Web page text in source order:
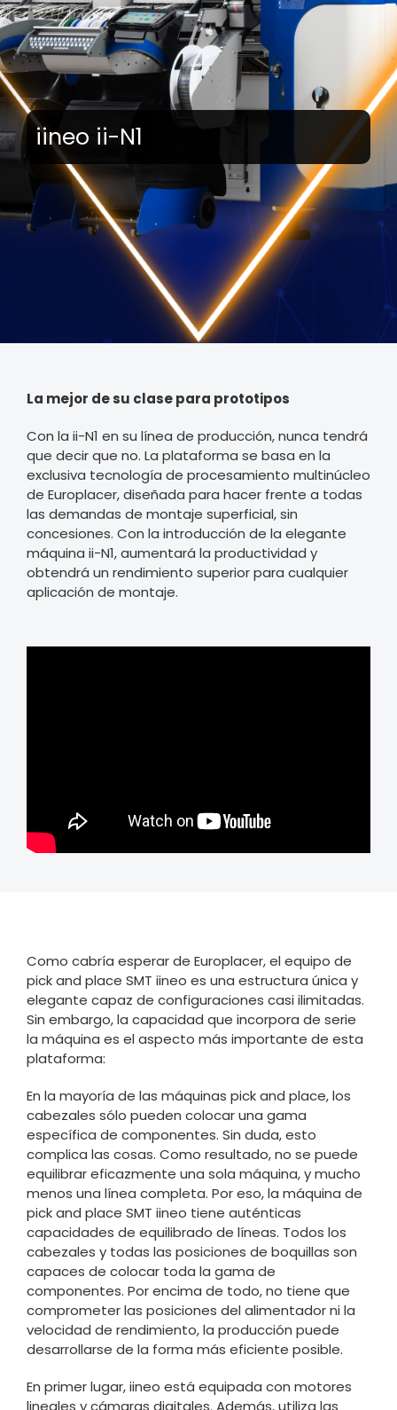
iineo ii-N1
La mejor de su clase para prototipos
Con la ii-N1 en su línea de producción, nunca tendrá
que decir que no. La plataforma se basa en la
exclusiva tecnología de procesamiento multinúcleo
de Europlacer, diseñada para hacer frente a todas
las demandas de montaje superficial, sin
concesiones. Con la introducción de la elegante
máquina ii-N1, aumentará la productividad y
obtendrá un rendimiento superior para cualquier
aplicación de montaje.
Como cabría esperar de Europlacer, el equipo de
pick and place SMT iineo es una estructura única y
elegante capaz de configuraciones casi ilimitadas.
Sin embargo, la capacidad que incorpora de serie
la máquina es el aspecto más importante de esta
plataforma:
En la mayoría de las máquinas pick and place, los
cabezales sólo pueden colocar una gama
específica de componentes. Sin duda, esto
complica las cosas. Como resultado, no se puede
equilibrar eficazmente una sola máquina, y mucho
menos una línea completa. Por eso, la máquina de
pick and place SMT iineo tiene auténticas
capacidades de equilibrado de líneas. Todos los
cabezales y todas las posiciones de boquillas son
capaces de colocar toda la gama de
componentes. Por encima de todo, no tiene que
comprometer las posiciones del alimentador ni la
velocidad de rendimiento, la producción puede
desarrollarse de la forma más eficiente posible.
En primer lugar, iineo está equipada con motores
lineales y cámaras digitales. Además, utiliza las